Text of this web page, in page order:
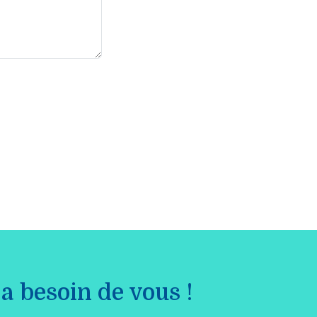
besoin de vous !